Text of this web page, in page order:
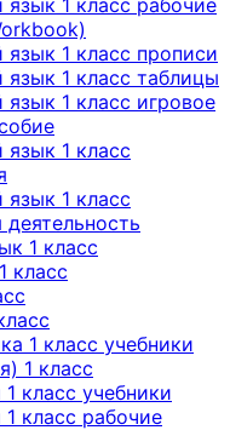
язык 1 класс рабочие
язык 1 класс прописи
язык 1 класс таблицы
язык 1 класс игровое
язык 1 класс
язык 1 класс
деятельность
1 класс
класс
1 класс учебники
1 класс
класс учебники
1 класс рабочие